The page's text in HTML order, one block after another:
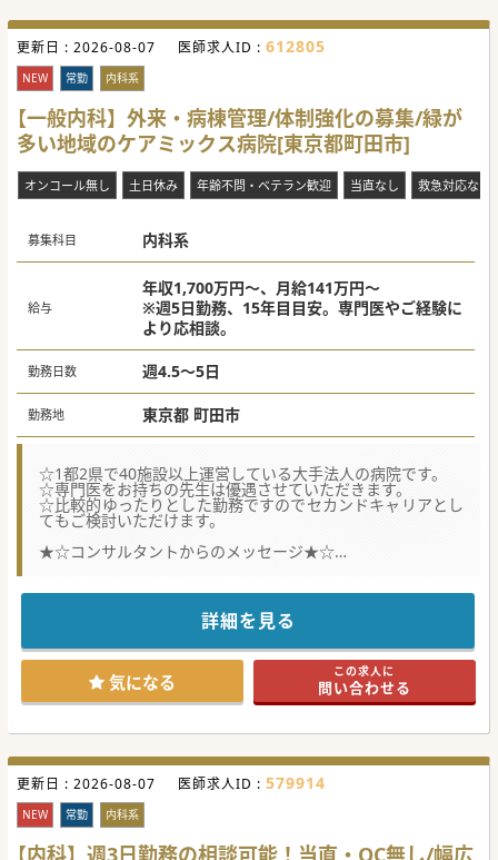
ており、患者様が社会との繋がりを感じられる設計が特徴で
す。
■病院の5階には職員専用の充実した施設が完備されてお
り、歴史を伝えるパネル展示など法人の理念を共有する空間
があります。
■電子カルテの導入や車通勤可能な環境など、医師が日々の
業務を円滑かつストレスなく遂行するための設備が整ってい
ます。
【やりがい】
■急性期医療の枠組みを超えて、患者様が住み慣れた地域や
自宅へ帰るためのプロセスを深く支えることに大きな喜びが
あります。
人らしい最期」や「生活の質」を追求する深い医療を実践で
きます。
■画一的な治療ではなく、患者様やご家族の心に寄り添うこ
とで得られる信頼関係は、医師としての大きな成長に繋がり
ます。
#週3日可 #秋入職可
更新日 : 2026-08-07 医師求人ID : 612805
NEW 常勤 内科系
【一般内科】外来・病棟管理/体制強化の募集/緑が
多い地域のケアミックス病院[東京都町田市]
オンコール無し 土日休み 年齢不問・ベテラン歓迎 当直なし 救急対応なし
募集科目 内科系
給与
年収1,700万円～、月給141万円～
※週5日勤務、15年目目安。専門医やご経験に
より応相談。
勤務日数 週4.5～5日
勤務地 東京都 町田市
☆1都2県で40施設以上運営している大手法人の病院です。
☆専門医をお持ちの先生は優遇させていただきます。
☆比較的ゆったりとした勤務ですのでセカンドキャリアとし
てもご検討いただけます。
★☆コンサルタントからのメッセージ★☆
慢性期の患者様を主に受け入れている、緑豊かなエリアのケ
体制強化に伴う募集です。
詳細を見る
気になる この求人に
問い合わせる
更新日 : 2026-08-07 医師求人ID : 579914
NEW 常勤 内科系
【内科】週3日勤務の相談可能！当直・OC無し/幅広